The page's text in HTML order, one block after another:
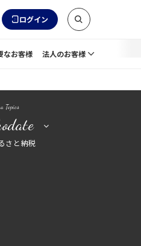
ログイン
なお客様 法人のお客様
Topics
さと納税